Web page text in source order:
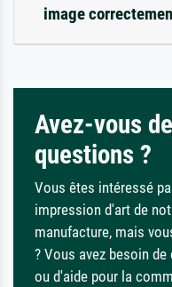
image
Avez-vous
questions ?
Vous êtes intéressé
impression d'art de
manufacture, mais
? Vous avez besoin
ou d'aide pour la